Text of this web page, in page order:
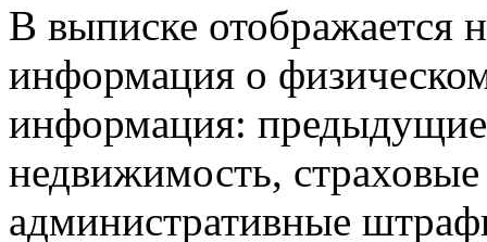
В выписке отображается
информация о
информация:
недвижимость,
административные